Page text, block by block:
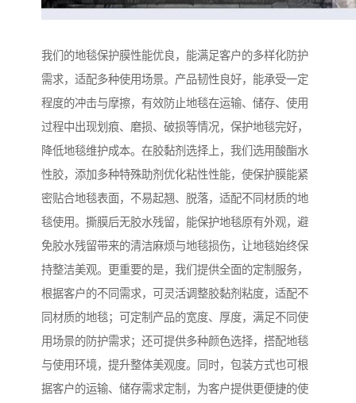
我们的地毯保护膜性能优良，能满足客户的多样化防护
需求，适配多种使用场景。产品韧性良好，能承受一定
程度的冲击与摩擦，有效防止地毯在运输、储存、使用
过程中出现划痕、磨损、破损等情况，保护地毯完好，
降低地毯维护成本。在胶黏剂选择上，我们选用酸酯水
性胶，添加多种特殊助剂优化粘性性能，使保护膜能紧
密贴合地毯表面，不易起翘、脱落，适配不同材质的地
毯使用。撕膜后无胶水残留，能保护地毯原有外观，避
免胶水残留带来的清洁麻烦与地毯损伤，让地毯始终保
持整洁美观。更重要的是，我们提供全面的定制服务，
根据客户的不同需求，可灵活调整胶黏剂粘度，适配不
同材质的地毯；可定制产品的宽度、厚度，满足不同使
用场景的防护需求；还可提供多种颜色选择，搭配地毯
与使用环境，提升整体美观度。同时，包装方式也可根
据客户的运输、储存需求定制，为客户提供更便捷的使